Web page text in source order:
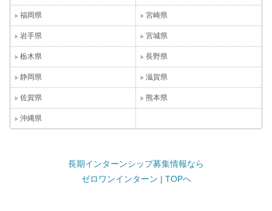
福岡県 宮崎県
岩手県 宮城県
栃木県 長野県
静岡県 滋賀県
佐賀県 熊本県
沖縄県
長期インターンシップ募集情報なら
ゼロワンインターン | TOPへ